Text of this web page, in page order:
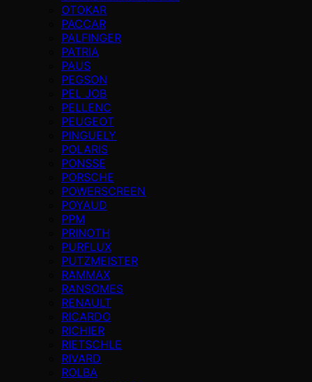
OTOKAR
PACCAR
PALFINGER
PATRIA
PAUS
PEGSON
PEL JOB
PELLENC
PEUGEOT
PINGUELY
POLARIS
PONSSE
PORSCHE
POWERSCREEN
POYAUD
PPM
PRINOTH
PURFLUX
PUTZMEISTER
RAMMAX
RANSOMES
RENAULT
RICARDO
RICHIER
RIETSCHLE
RIVARD
ROLBA